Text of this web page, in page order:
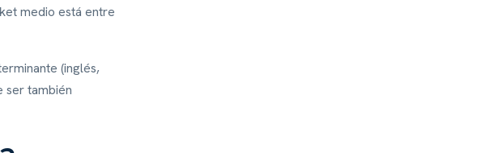
medio está entre
(inglés,
ser también